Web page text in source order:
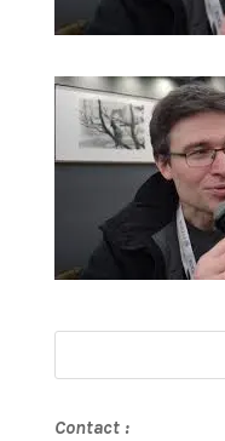
Contact :